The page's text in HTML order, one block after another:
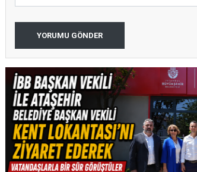
YORUMU GÖNDER